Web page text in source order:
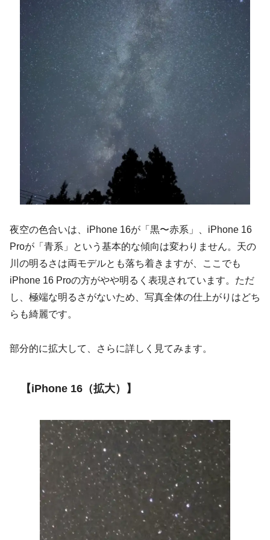
夜空の色合いは、iPhone 16が「黒〜赤系」、iPhone 16
Proが「青系」という基本的な傾向は変わりません。天の
川の明るさは両モデルとも落ち着きますが、ここでも
iPhone 16 Proの方がやや明るく表現されています。ただ
し、極端な明るさがないため、写真全体の仕上がりはどち
らも綺麗です。
部分的に拡大して、さらに詳しく見てみます。
【iPhone 16（拡大）】